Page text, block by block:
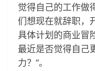
觉得自己的工作做
们想现在就辞职，
具体计划的商业冒
最近是否觉得自己
力？”。